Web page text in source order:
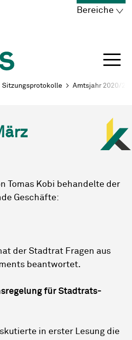
in Kriens
Bereiche
Sitzungsprotokolle Amtsjahr 2020/21
Tomas Kobi behandelte der
Geschäfte:
der Stadtrat Fragen aus
beantwortet.
für Stadtrats-
in erster Lesung die